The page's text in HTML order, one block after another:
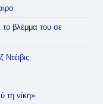
βλέμμα του σε
τη νίκη»